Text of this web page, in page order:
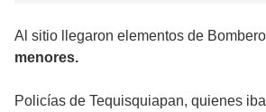
Al sitio llegaron elementos de
menores.
Policías de Tequisquiapan, quienes